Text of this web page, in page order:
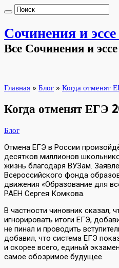
Сочинения и
Все Сочинения и эссе
Главная » Блог » Когда отменят
Когда отменят ЕГЭ
Блог
Отмена ЕГЭ в России
десятков миллионов
жизнь благодаря ВУЗам.
Всероссийского фонда
движения «Образование для
РАЕН Сергея Комкова.
В частности чиновник сказал,
игнорировать итоги ЕГЭ,
не пинал и проводить
добавил, что система ЕГЭ
и скорее всего, единый
самое обозримое будущее.